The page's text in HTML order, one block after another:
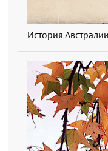
История